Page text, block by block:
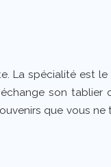
La spécialité est le
son tablier
que vous ne